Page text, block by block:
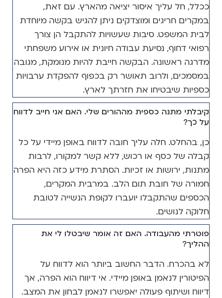
ככלל, חל עליך איסור יציאה מהארץ. עם זאת,
במקרים חריגים ומוצדקים ניתן להגיש בקשה מיוחדת
לבית המשפט. סיבות שעשויות להתקבל הן צורך
רפואי דחוף, נסיעת עבודה חיונית או אירוע משפחתי
מדרגה ראשונה. הבקשה חייבת להיות מנומקת, מגובה
במסמכים, ולרוב תאושר רק בכפוף להפקדת ערבויות
כספיות שיבטיחו את חזרתך לארץ.
קיבלתי מתנה כספית מההורים שלי. האם אני חייב לדווח
על כך?
כן, בהחלט. חלה עליך חובה לדווח באופן מיידי על כל
קבלה של כסף או רכוש, ללא קשר למקורו, לרבות
מתנות, ירושות או זכיות. הסתרת מידע כזה היא הפרה
חמורה של חובת תום הלב. במרבית המקרים,
הכספים שהתקבלו יועברו לקופת הנשייה לטובת
חלוקה לנושים.
פוטרתי מהעבודה. האם זה אומר שיבטלו לי את
ההליך?
לא בהכרח. הדבר החשוב ביותר הוא לדווח על
הפיטורין לנאמן באופן מיידי. אי דיווח הוא הפרה, אך
דיווח ושיתוף פעולה יאפשרו לנאמן לבחון את המצב.